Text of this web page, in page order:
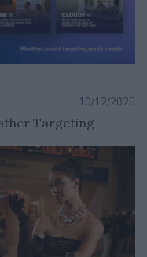
10/12/2025
Targeting